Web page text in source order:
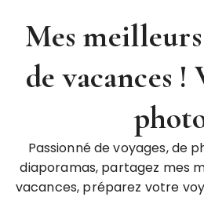
Mes
de vacances !
Passionné de voyages, de
diaporamas, partagez mes
vacances, préparez votre